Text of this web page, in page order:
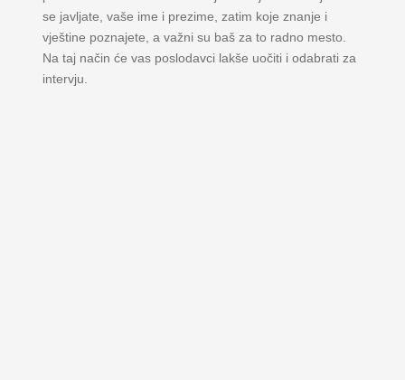
se javljate, vaše ime i prezime, zatim koje znanje i
vještine poznajete, a važni su baš za to radno mesto.
Na taj način će vas poslodavci lakše uočiti i odabrati za
intervju.